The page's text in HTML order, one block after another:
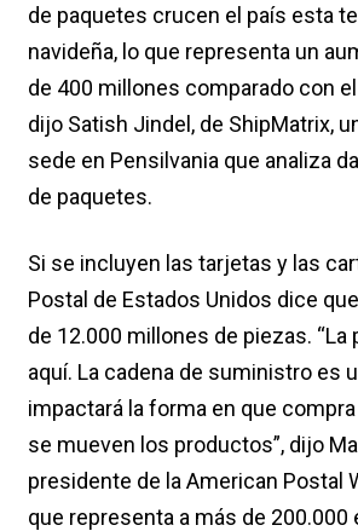
de paquetes crucen el país esta
navideña, lo que representa un
de 400 millones comparado con
dijo Satish Jindel, de ShipMatrix,
sede en Pensilvania que analiza
de paquetes.
Si se incluyen las tarjetas y las
Postal de Estados Unidos dice
de 12.000 millones de piezas. “La
aquí. La cadena de suministro es
impactará la forma en que
se mueven los productos”, dijo
presidente de la American Postal
que representa a más de 200.000